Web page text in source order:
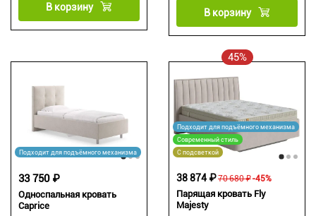
В корзину В корзину
Подходит для подъёмного механизма
Односпальная кровать
Caprice
33 750 ₽
45%
Подходит для подъёмного механизма
Современный стиль
С подсветкой
Парящая кровать Fly
Majesty
70 680 ₽
38 874 ₽ -45%